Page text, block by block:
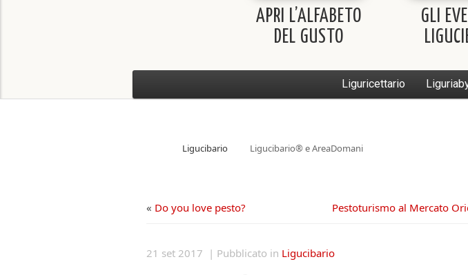
APRI L’ALFABETO
DEL GUSTO
GLI
Liguricettario
Ligucibario Ligucibario® e AreaDomani
« Do you love pesto? Pestoturismo al Mercato
21 set 2017 | Pubblicato in Ligucibario